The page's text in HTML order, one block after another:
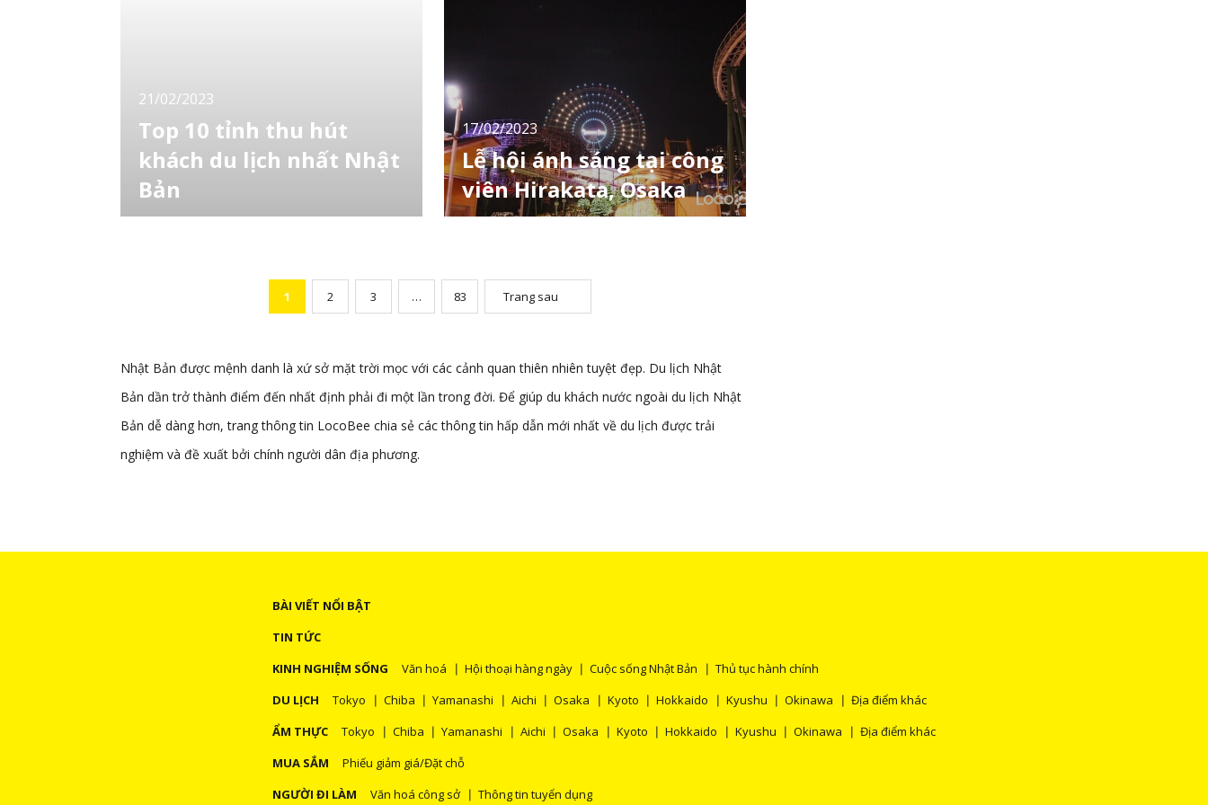
LocoBee sẽ giới t
21/02/2023
Top 10 tỉnh thu hút
khách du lịch nhất Nhật
Bản
Có rất nhiều địa điểm du lịch nổi tiếng tại
khách du lịch nhất Nhật Bản nhé! Vị trí số 3:
Okinawa Các hòn đảo của quần đảo Ryukyu
17/02/2023
Lễ hội ánh sáng tại công
viên Hirakata, Osaka
Vào mùa đông ở Nhật Bản, có rất nhiều
đẹp của ánh sáng khi thời tiết đã bớt lạnh
hơn. Tại sao bạn không dành thời gian tận
1 2 3 … 83 Trang sau
Nhật Bản được mệnh danh là xứ sở mặt trời mọc với các cảnh quan thiên nhiên tuyệt đẹp. Du lịch Nhật
Bản dần trở thành điểm đến nhất định phải đi một lần trong đời. Để giúp du khách nước ngoài du lịch Nhật
Bản dễ dàng hơn, trang thông tin LocoBee chia sẻ các thông tin hấp dẫn mới nhất về du lịch được trải
nghiệm và đề xuất bởi chính người dân địa phương.
BÀI VIẾT NỔI BẬT
TIN TỨC
KINH NGHIỆM SỐNG
Văn hoá Hội thoại hàng ngày Cuộc sống Nhật Bản
Thủ tục hành chính
DU LỊCH
Tokyo Chiba Yamanashi Aichi Osaka Kyoto Hokkaido Kyushu Okinawa
Địa điểm khác
ẨM THỰC
Tokyo Chiba Yamanashi Aichi Osaka Kyoto Hokkaido Kyushu Okinawa
Địa điểm khác
MUA SẮM
Phiếu giảm giá/Đặt chỗ
NGƯỜI ĐI LÀM
Văn hoá công sở Thông tin tuyển dụng